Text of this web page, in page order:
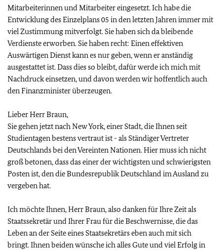
Mitarbeiterinnen und Mitarbeiter eingesetzt. Ich habe die
Entwicklung des Einzelplans 05 in den letzten Jahren immer mit
viel Zustimmung mitverfolgt. Sie haben sich da bleibende
Verdienste erworben. Sie haben recht: Einen effektiven
Auswärtigen Dienst kann es nur geben, wenn er anständig
ausgestattet ist. Dass dies so bleibt, dafür werde ich mich mit
Nachdruck einsetzen, und davon werden wir hoffentlich auch
den Finanzminister überzeugen.
Lieber Herr Braun,
Sie gehen jetzt nach New York, einer Stadt, die Ihnen seit
Studientagen bestens vertraut ist - als Ständiger Vertreter
Deutschlands bei den Vereinten Nationen. Hier muss ich nicht
groß betonen, dass das einer der wichtigsten und schwierigsten
Posten ist, den die Bundesrepublik Deutschland im Ausland zu
vergeben hat.
Ich möchte Ihnen, Herr Braun, also danken für Ihre Zeit als
Staatssekretär und Ihrer Frau für die Beschwernisse, die das
Leben an der Seite eines Staatsekretärs eben auch mit sich
bringt. Ihnen beiden wünsche ich alles Gute und viel Erfolg in